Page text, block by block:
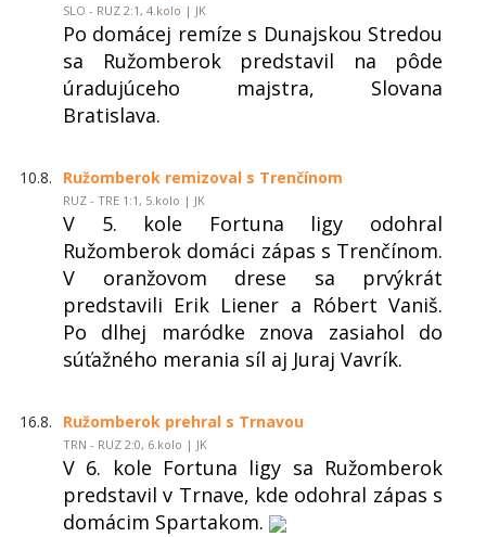
SLO - RUZ 2:1, 4.kolo | JK
Po domácej remíze s Dunajskou Stredou
sa Ružomberok predstavil na pôde
úradujúceho majstra, Slovana
Bratislava.
10.8. Ružomberok remizoval s Trenčínom
RUZ - TRE 1:1, 5.kolo | JK
V 5. kole Fortuna ligy odohral
Ružomberok domáci zápas s Trenčínom.
V oranžovom drese sa prvýkrát
predstavili Erik Liener a Róbert Vaniš.
Po dlhej maródke znova zasiahol do
súťažného merania síl aj Juraj Vavrík.
16.8. Ružomberok prehral s Trnavou
TRN - RUZ 2:0, 6.kolo | JK
V 6. kole Fortuna ligy sa Ružomberok
predstavil v Trnave, kde odohral zápas s
domácim Spartakom.